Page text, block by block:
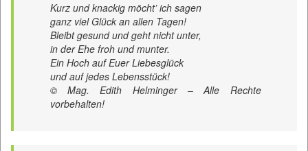
Kurz und knackig möcht’ ich sagen
ganz viel Glück an allen Tagen!
Bleibt gesund und geht nicht unter,
in der Ehe froh und munter.
Ein Hoch auf Euer Liebesglück
und auf jedes Lebensstück!
© Mag. Edith Helminger – Alle Rechte
vorbehalten!